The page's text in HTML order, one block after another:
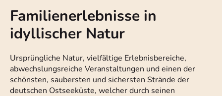
Familienerlebnisse in
idyllischer Natur
Ursprüngliche Natur, vielfältige Erlebnisbereiche,
abwechslungsreiche Veranstaltungen und einen der
schönsten, saubersten und sichersten Strände der
deutschen Ostseeküste, welcher durch seinen